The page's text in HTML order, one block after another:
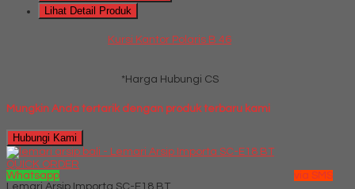
Lihat Detail Produk
Kursi Kantor Polaris B 46
*Harga Hubungi CS
Mungkin Anda tertarik dengan produk terbaru kami
Hubungi Kami
QUICK ORDER
Whatsapp
via SMS
Lemari Arsip Importa SC-E18 BT